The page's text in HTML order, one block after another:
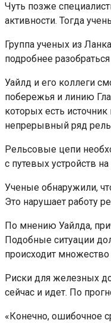
Чуть позже
активности. Тогда
Группа ученых из
подробнее
Уайлд и его коллеги
побережья и линию
которых есть
непрерывный ряд
Рельсовые цепи
с путевых устройств
Ученые обнаружили,
Это нарушает работу
По мнению Уайлда,
Подобные ситуации
происходит
Риски для железных
сейчас и идет. По
«Конечно, ошибочное